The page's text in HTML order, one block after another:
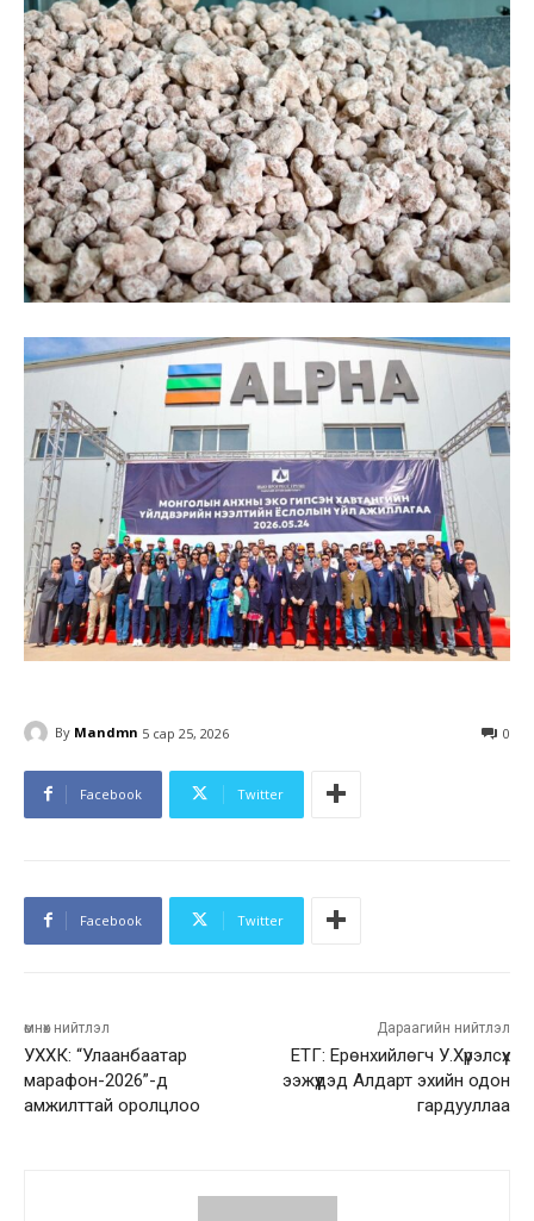
By Mandmn 5 сар 25, 2026 0
Facebook Twitter
Facebook Twitter
өмнөх нийтлэл
УХХК: “Улаанбаатар
марафон-2026”-д
амжилттай оролцлоо
Дараагийн нийтлэл
ЕТГ: Ерөнхийлөгч У.Хүрэлсүх
ээжүүдэд Алдарт эхийн одон
гардууллаа